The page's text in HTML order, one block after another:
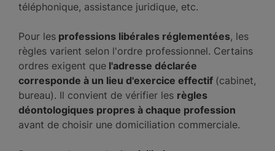
téléphonique, assistance juridique, etc.
Pour les professions libérales réglementées, les
règles varient selon l'ordre professionnel. Certains
ordres exigent que l'adresse déclarée
corresponde à un lieu d'exercice effectif (cabinet,
bureau). Il convient de vérifier les règles
déontologiques propres à chaque profession
avant de choisir une domiciliation commerciale.